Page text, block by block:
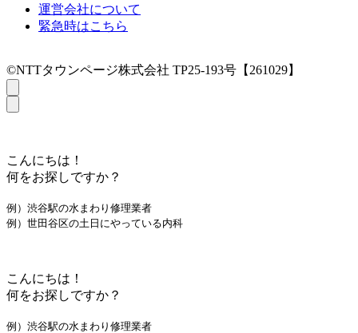
運営会社について
緊急時はこちら
©NTTタウンページ株式会社 TP25-193号【261029】
こんにちは！
何をお探しですか？
例）渋谷駅の水まわり修理業者
例）世田谷区の土日にやっている内科
こんにちは！
何をお探しですか？
例）渋谷駅の水まわり修理業者